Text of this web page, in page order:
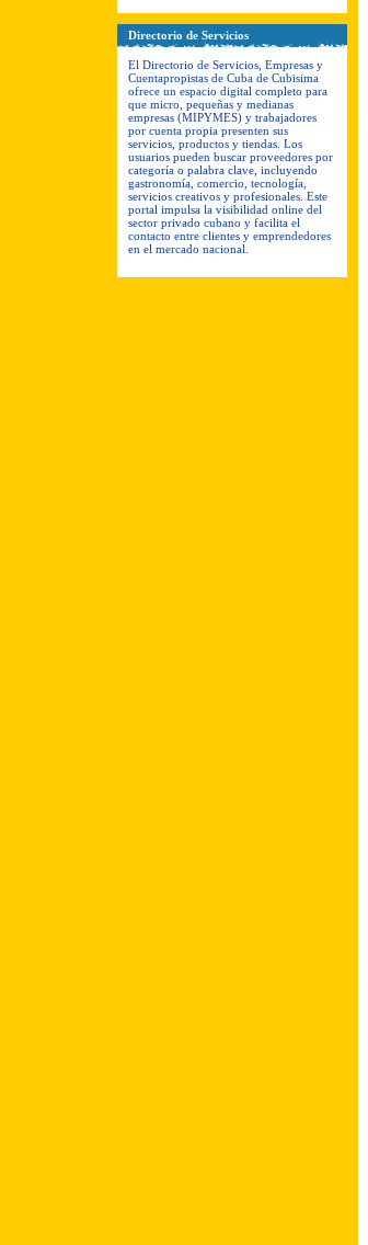
Directorio de Servicios
El Directorio de Servicios, Empresas y
Cuentapropistas de Cuba de Cubisima
ofrece un espacio digital completo para
que micro, pequeñas y medianas
empresas (MIPYMES) y trabajadores
por cuenta propia presenten sus
servicios, productos y tiendas. Los
usuarios pueden buscar proveedores por
categoría o palabra clave, incluyendo
gastronomía, comercio, tecnología,
servicios creativos y profesionales. Este
portal impulsa la visibilidad online del
sector privado cubano y facilita el
contacto entre clientes y emprendedores
en el mercado nacional.